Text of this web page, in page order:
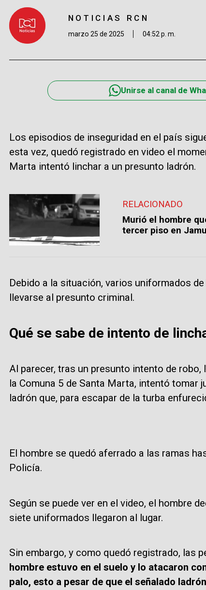
NOTICIAS RCN
marzo 25 de 2025 04:52 p. m.
Unirse al canal de
Los episodios de inseguridad en el país
esta vez, quedó registrado en video el
Marta intentó linchar a un presunto ladrón.
RELACIONADO
Murió el hombre
tercer piso en
Debido a la situación, varios uniformados
llevarse al presunto criminal.
Qué se sabe de intento de
Al parecer, tras un presunto intento de
la Comuna 5 de Santa Marta, intentó tomar
ladrón que, para escapar de la turba
El hombre se quedó aferrado a las ramas
Policía.
Según se puede ver en el video, el hombre
siete uniformados llegaron al lugar.
Sin embargo, y como quedó registrado, las
hombre estuvo en el suelo y lo atacaron
palo, esto a pesar de que el señalado